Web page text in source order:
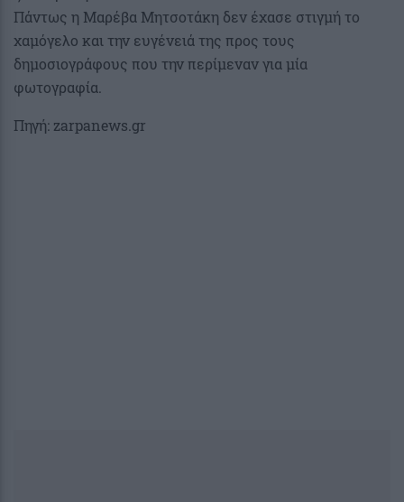
Πάντως η Μαρέβα Μητσοτάκη δεν έχασε στιγμή το
χαμόγελο και την ευγένειά της προς τους
δημοσιογράφους που την περίμεναν για μία
φωτογραφία.
Πηγή: zarpanews.gr